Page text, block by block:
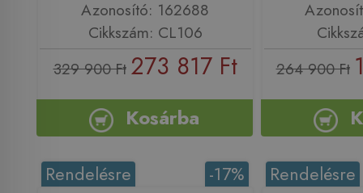
Azonosító: 162688
Cikkszám: CL106
329 900 Ft 273 817 Ft
Kosárba
264 900 Ft
-17%
Rendelésre Rendelésre